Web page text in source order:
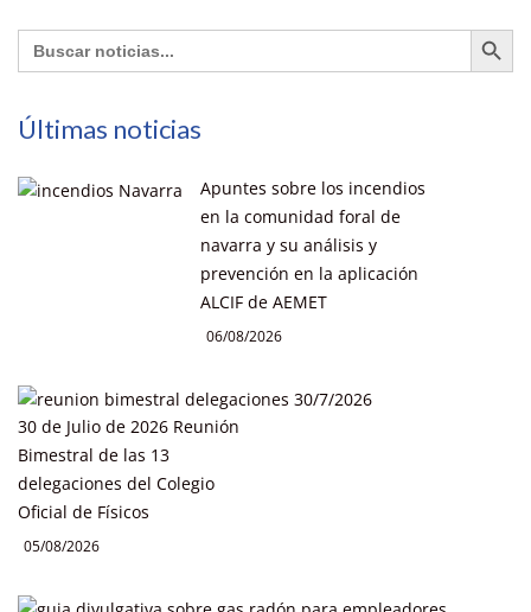
Buscar: Botón de
Últimas noticias
Apuntes sobre los incendios
en la comunidad foral de
navarra y su análisis y
prevención en la aplicación
ALCIF de AEMET
06/08/2026
30 de Julio de 2026 Reunión
Bimestral de las 13
delegaciones del Colegio
Oficial de Físicos
05/08/2026